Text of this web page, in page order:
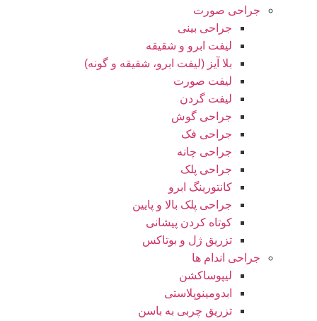
جراحی صورت
جراحی بینی
لیفت ابرو و شقیقه
بلا آیز (لیفت ابرو، شقیقه و گونه)
لیفت صورت
لیفت گردن
جراحی گوش
جراحی فک
جراحی چانه
جراحی پلک
کانتورینگ ابرو
جراحی پلک بالا و پایین
کوتاه کردن پیشانی
تزریق ژل و بوتاکس
جراحی اندام ها
لیپوساکشن
ابدومینوپلاستی
تزریق چربی به باسن